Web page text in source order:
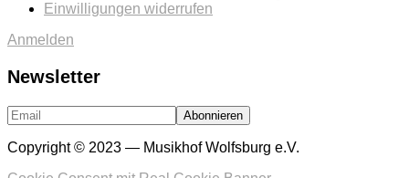
Einwilligungen widerrufen
Anmelden
Newsletter
Copyright © 2023 — Musikhof Wolfsburg e.V.